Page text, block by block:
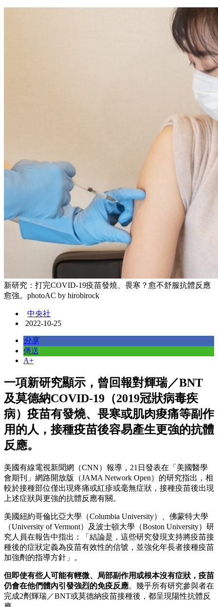
新研究：打完COVID-19疫苗發燒、畏寒？愈不舒服抗體反應
愈強。photoAC by hirobirock
中央社
2022-10-25
分享
傳送
A+
一項新研究顯示，曾回報對輝瑞／BNT
及莫德納COVID-19（2019冠狀病毒疾
病）疫苗有發燒、畏寒或肌肉痠痛等副作
用的人，接種疫苗後容易產生更強的抗體
反應。
美國有線電視新聞網（CNN）報導，21日發表在「美國醫學
會期刊」網路開放版（JAMA Network Open）的研究指出，相
較於接種部位僅出現疼痛或紅疹或毫無症狀，接種疫苗後出現
上述症狀與更強的抗體反應有關。
美國紐約哥倫比亞大學（Columbia University）、佛蒙特大學
（University of Vermont）及波士頓大學（Boston University）研
究人員在報告中指出：「結論是，這些研究發現支持將疫苗接
種後的症狀定義為疫苗有效性的信號，並強化年長者接種疫苗
加強劑的指導方針」。
但即使有些人可能有輕微、局部副作用或根本沒有症狀，疫苗
仍會在他們體內引發強烈的免疫反應。幾乎所有研究參與者在
完成2劑輝瑞／BNT或莫德納疫苗接種後，都呈現陽性抗體反